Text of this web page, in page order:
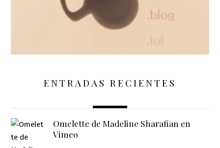
ENTRADAS RECIENTES
Omelette de Madeline Sharafian en
Vimeo